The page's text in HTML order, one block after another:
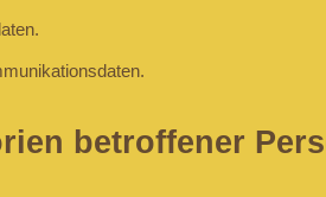
betroffener